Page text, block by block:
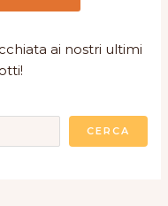
ai nostri ultimi
CERCA